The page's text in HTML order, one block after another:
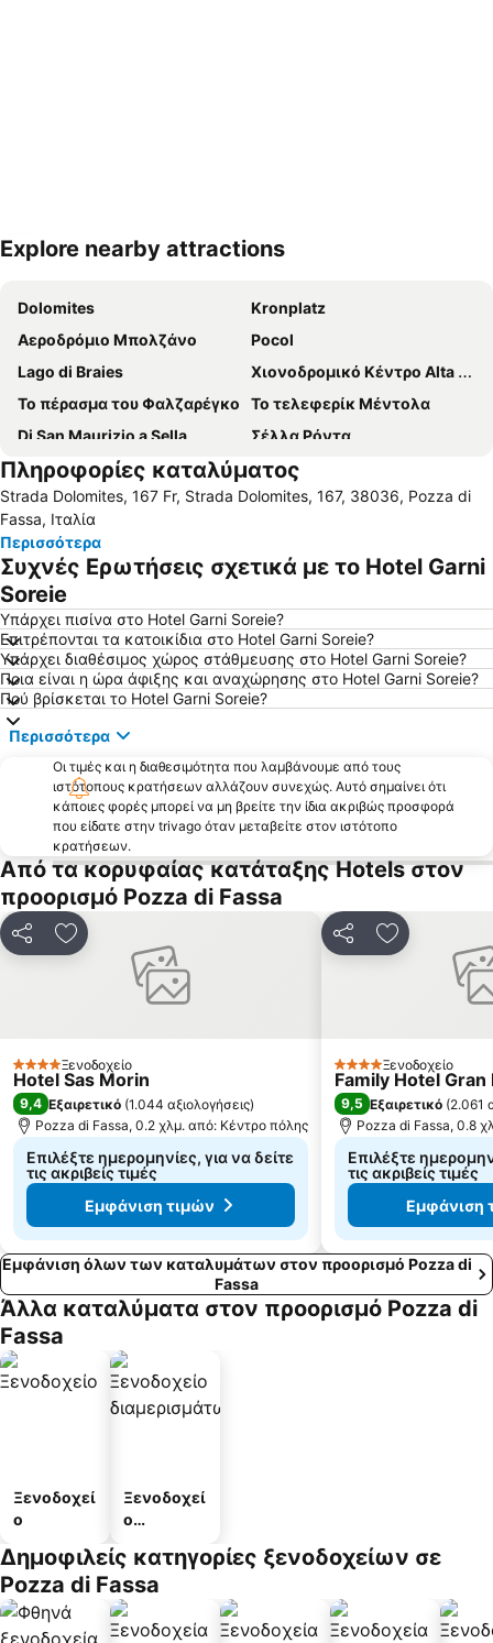
Ανάπτυξη χάρτη
Explore nearby attractions
Dolomites
Kronplatz
Αεροδρόμιο Μπολζάνο
Pocol
Lago di Braies
Χιονοδρομικό Κέντρο Alta Badia
Το πέρασμα του Φαλζαρέγκο
Το τελεφερίκ Μέντολα
Di San Maurizio a Sella
Σέλλα Ρόντα
Bressanone a prima vista
Λίμνη Kaltern
Θέρμες Μεράνο
Πληροφορίες καταλύματος
Strada Dolomites, 167 Fr, Strada Dolomites, 167, 38036, Pozza di
Fassa, Ιταλία
Περισσότερα
Συχνές Ερωτήσεις σχετικά με το Hotel Garni
Soreie
Υπάρχει πισίνα στο Hotel Garni Soreie?
Επιτρέπονται τα κατοικίδια στο Hotel Garni Soreie?
Υπάρχει διαθέσιμος χώρος στάθμευσης στο Hotel Garni Soreie?
Ποια είναι η ώρα άφιξης και αναχώρησης στο Hotel Garni Soreie?
Πού βρίσκεται το Hotel Garni Soreie?
Περισσότερα
Οι τιμές και η διαθεσιμότητα που λαμβάνουμε από τους
ιστότοπους κρατήσεων αλλάζουν συνεχώς. Αυτό σημαίνει ότι
κάποιες φορές μπορεί να μη βρείτε την ίδια ακριβώς προσφορά
που είδατε στην trivago όταν μεταβείτε στον ιστότοπο
κρατήσεων.
Από τα κορυφαίας κατάταξης Hotels στον
προορισμό Pozza di Fassa
ΚοινοποίησηΠροσθήκη στα αγαπημένα
4 ΑστέριαΞενοδοχείο
Hotel Sas Morin
9,4 Εξαιρετικό (1.044 αξιολογήσεις)
Pozza di Fassa, 0.2 χλμ. από: Κέντρο πόλης
Επιλέξτε ημερομηνίες, για να δείτε
τις ακριβείς τιμές
Εμφάνιση τιμών
ΚοινοποίησηΠροσθήκη
4 ΑστέριαΞενοδοχείο
Family Hotel Gran
9,5 Εξαιρετικό (2.061
Pozza di Fassa, 0.8
Επιλέξτε
τις ακριβείς τιμές
Εμφάνιση
Εμφάνιση όλων των καταλυμάτων στον προορισμό Pozza di
Fassa
Άλλα καταλύματα στον προορισμό Pozza di
Fassa
Ξενοδοχεί
ο
Ξενοδοχεί
ο
άτων
Δημοφιλείς κατηγορίες ξενοδοχείων σε
Pozza di Fassa